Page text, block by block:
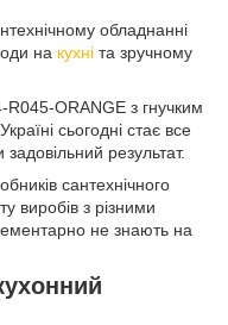
обладнанні
на кухні та зручному
R045-ORANGE з гнучким
сьогодні стає все
результат.
сантехнічного
виробів з різними
не знають на